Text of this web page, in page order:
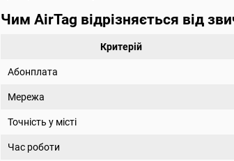
Чим AirTag відрізняється від
Критерій
Абонплата
Мережа
Точність у місті
Час роботи